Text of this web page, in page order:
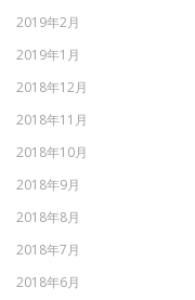
2019年2月
2019年1月
2018年12月
2018年11月
2018年10月
2018年9月
2018年8月
2018年7月
2018年6月